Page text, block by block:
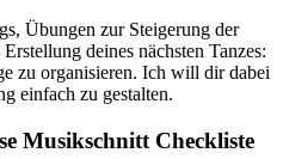
Übungen zur Steigerung der
deines nächsten Tanzes:
zu organisieren. Ich will dir dabei
einfach zu gestalten.
Musikschnitt Checkliste